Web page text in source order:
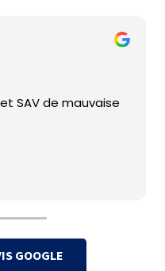
SAV de mauvaise
GOOGLE